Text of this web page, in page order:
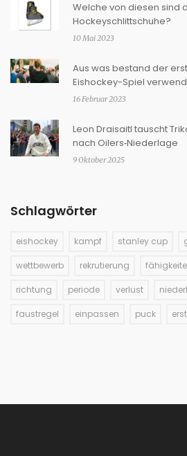
Welche von diesen sind
Hockeyschlittschuhe?
10 Mai 2023
Aus was bestand der
Eishockey-Spiel
16 Februar 2023
Leon Draisaitl tauscht
nach Oilers‑Niederlage
9 Oktober 2025
Schlagwörter
eishockey kampf stanley cup
wettbewerb rekrutierung
richtung periode verlust
faustregel einpassen puck